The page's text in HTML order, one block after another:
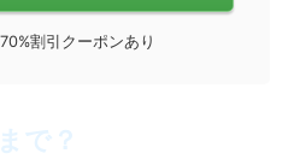
割引クーポンあり
で？